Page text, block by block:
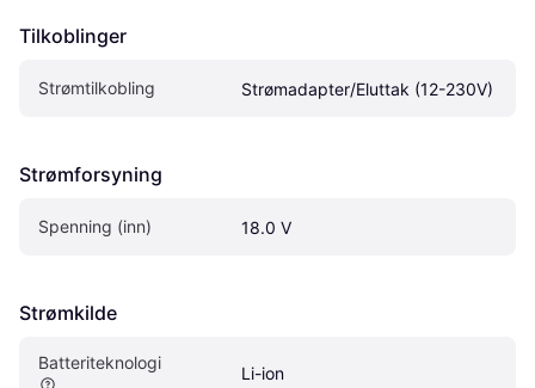
Tilkoblinger
Strømtilkobling Strømadapter/Eluttak (12-230V)
Strømforsyning
Spenning (inn) 18.0 V
Strømkilde
Batteriteknologi
Li-ion